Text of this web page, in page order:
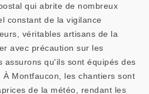
qui abrite de nombreux
constant de la vigilance
véritables artisans de la
avec précaution sur les
assurons qu'ils sont équipés des
Montfaucon, les chantiers sont
de la météo, rendant les